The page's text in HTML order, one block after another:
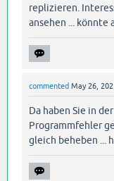
replizieren.
ansehen ... könnte
commented May 26,
Da haben Sie in
Programmfehler
gleich beheben ...